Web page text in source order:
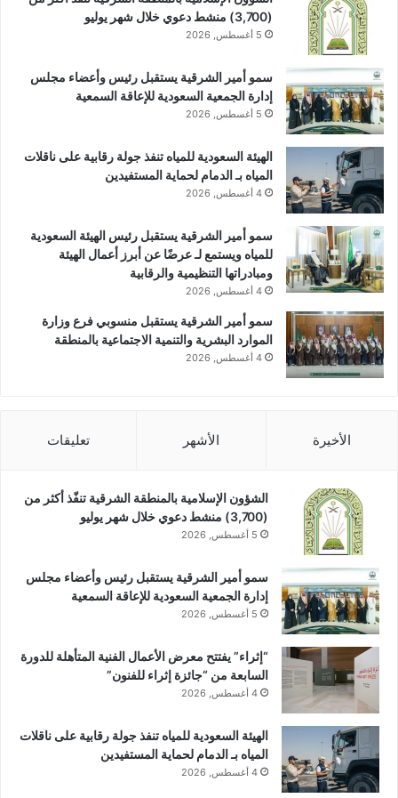
(3,700) منشط دعوي خلال شهر يوليو
5 أغسطس, 2026
سمو أمير الشرقية يستقبل رئيس وأعضاء مجلس
إدارة الجمعية السعودية للإعاقة السمعية
5 أغسطس, 2026
الهيئة السعودية للمياه تنفذ جولة رقابية على ناقلات
المياه بـ الدمام لحماية المستفيدين
4 أغسطس, 2026
سمو أمير الشرقية يستقبل رئيس الهيئة السعودية
للمياه ويستمع لـ عرضًا عن أبرز أعمال الهيئة
ومبادراتها التنظيمية والرقابية
4 أغسطس, 2026
سمو أمير الشرقية يستقبل منسوبي فرع وزارة
الموارد البشرية والتنمية الاجتماعية بالمنطقة
4 أغسطس, 2026
الأخيرة الأشهر تعليقات
الشؤون الإسلامية بالمنطقة الشرقية تنفّذ أكثر من
(3,700) منشط دعوي خلال شهر يوليو
5 أغسطس, 2026
سمو أمير الشرقية يستقبل رئيس وأعضاء مجلس
إدارة الجمعية السعودية للإعاقة السمعية
5 أغسطس, 2026
“إثراء” يفتتح معرض الأعمال الفنية المتأهلة للدورة
السابعة من “جائزة إثراء للفنون”
4 أغسطس, 2026
الهيئة السعودية للمياه تنفذ جولة رقابية على ناقلات
المياه بـ الدمام لحماية المستفيدين
4 أغسطس, 2026